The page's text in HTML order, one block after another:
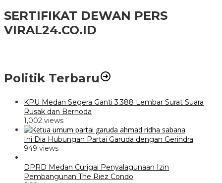
SERTIFIKAT DEWAN PERS
VIRAL24.CO.ID
Politik Terbaru
KPU Medan Segera Ganti 3.388 Lembar Surat Suara
Rusak dan Bernoda
1,002 views
Ini Dia Hubungan Partai Garuda dengan Gerindra
949 views
DPRD Medan Curigai Penyalagunaan Izin
Pembangunan The Riez Condo